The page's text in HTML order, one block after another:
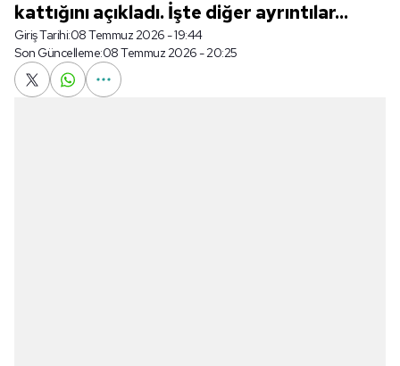
kattığını açıkladı. İşte diğer ayrıntılar...
Giriş Tarihi:08 Temmuz 2026 - 19:44
Son Güncelleme:08 Temmuz 2026 - 20:25